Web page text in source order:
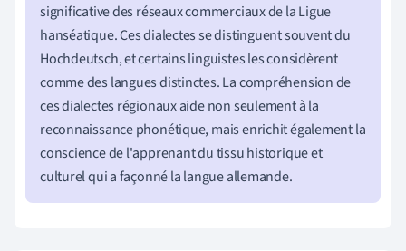
significative des réseaux commerciaux de la Ligue
hanséatique. Ces dialectes se distinguent souvent du
Hochdeutsch, et certains linguistes les considèrent
comme des langues distinctes. La compréhension de
ces dialectes régionaux aide non seulement à la
reconnaissance phonétique, mais enrichit également la
conscience de l'apprenant du tissu historique et
culturel qui a façonné la langue allemande.